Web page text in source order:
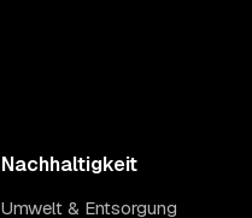
Nachhaltigkeit
Umwelt & Entsorgung